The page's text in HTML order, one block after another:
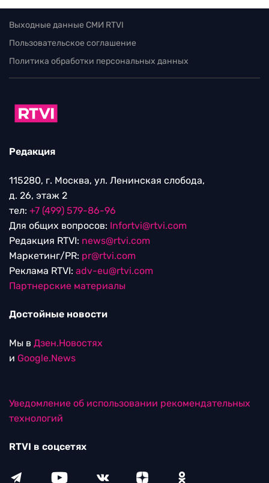
Выходные данные СМИ RTVI
Пользовательское соглашение
Политика обработки персональных данных
Редакция
115280, г. Москва, ул. Ленинская слобода,
д. 26, этаж 2
тел: +7 (499) 579-86-96
Для общих вопросов: Infortvi@rtvi.com
Редакция RTVI: news@rtvi.com
Маркетинг/PR: pr@rtvi.com
Реклама RTVI: adv-eu@rtvi.com
Партнерские материалы
Достойные новости
Мы в Дзен.Новостях
и Google.News
Уведомление об использовании рекомендательных
технологий
RTVI в соцсетях